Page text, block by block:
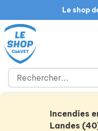
Le shop
Incendies
Landes